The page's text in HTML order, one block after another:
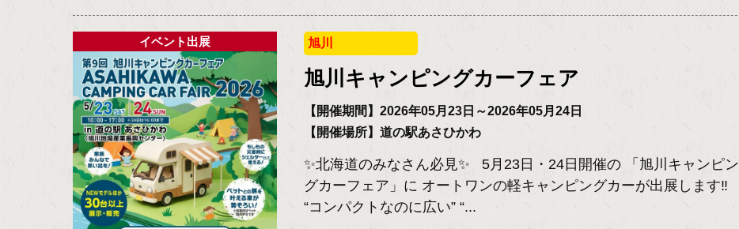
イベント出展 旭川
旭川キャンピングカーフェア
【開催期間】2026年05月23日～2026年05月24日
【開催場所】道の駅あさひかわ
✨北海道のみなさん必見✨ 5月23日・24日開催の 「旭川キャンピン
グカーフェア」に オートワンの軽キャンピングカーが出展します‼️
“コンパクトなのに広い” “...